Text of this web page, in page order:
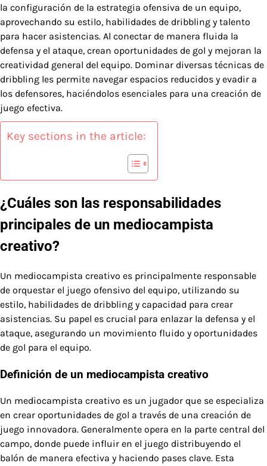
la configuración de la estrategia ofensiva de un equipo,
aprovechando su estilo, habilidades de dribbling y talento
para hacer asistencias. Al conectar de manera fluida la
defensa y el ataque, crean oportunidades de gol y mejoran la
creatividad general del equipo. Dominar diversas técnicas de
dribbling les permite navegar espacios reducidos y evadir a
los defensores, haciéndolos esenciales para una creación de
juego efectiva.
Key sections in the article:
¿Cuáles son las responsabilidades
principales de un mediocampista
creativo?
Un mediocampista creativo es principalmente responsable
de orquestar el juego ofensivo del equipo, utilizando su
estilo, habilidades de dribbling y capacidad para crear
asistencias. Su papel es crucial para enlazar la defensa y el
ataque, asegurando un movimiento fluido y oportunidades
de gol para el equipo.
Definición de un mediocampista creativo
Un mediocampista creativo es un jugador que se especializa
en crear oportunidades de gol a través de una creación de
juego innovadora. Generalmente opera en la parte central del
campo, donde puede influir en el juego distribuyendo el
balón de manera efectiva y haciendo pases clave. Esta